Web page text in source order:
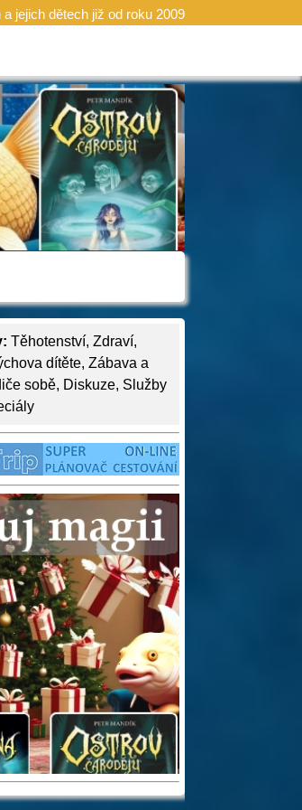
jejich dětech již od roku 2009
Těhotenství, Zdraví,
dítěte, Zábava a
sobě, Diskuze, Služby